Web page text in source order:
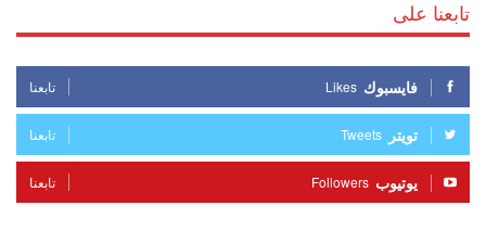
تابعنا على
فايسبوك Likes تابعنا
تويتر Tweets تابعنا
يوتيوب Followers تابعنا